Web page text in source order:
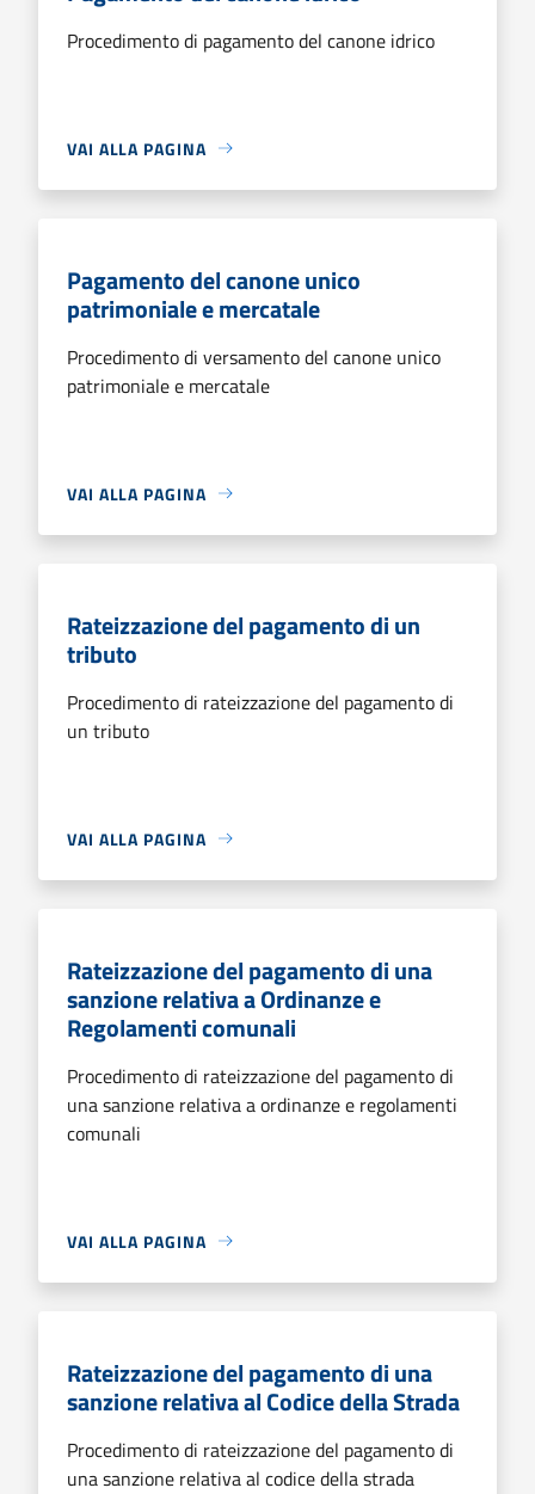
Procedimento di pagamento del canone idrico
VAI ALLA PAGINA
Pagamento del canone unico
patrimoniale e mercatale
Procedimento di versamento del canone unico
patrimoniale e mercatale
VAI ALLA PAGINA
Rateizzazione del pagamento di un
tributo
Procedimento di rateizzazione del pagamento di
un tributo
VAI ALLA PAGINA
Rateizzazione del pagamento di una
sanzione relativa a Ordinanze e
Regolamenti comunali
Procedimento di rateizzazione del pagamento di
una sanzione relativa a ordinanze e regolamenti
comunali
VAI ALLA PAGINA
Rateizzazione del pagamento di una
sanzione relativa al Codice della Strada
Procedimento di rateizzazione del pagamento di
una sanzione relativa al codice della strada